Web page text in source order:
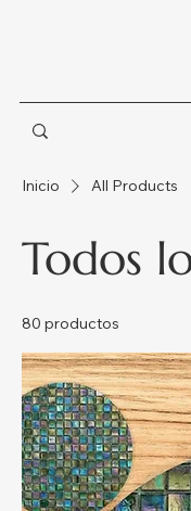
Inicio All Products
Todos
80 productos